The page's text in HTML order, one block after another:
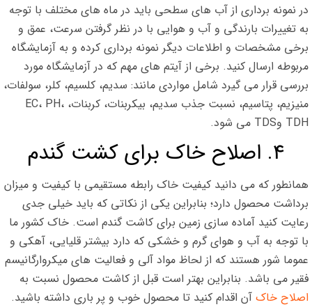
در نمونه برداری از آب های سطحی باید در ماه های مختلف با توجه
به تغییرات بارندگی و آب و هوایی با در نظر گرفتن سرعت، عمق و
برخی مشخصات و اطلاعات دیگر نمونه برداری کرده و به آزمایشگاه
مربوطه ارسال کنید. برخی از آیتم های مهم که در آزمایشگاه مورد
بررسی قرار می گیرد شامل مواردی مانند: سدیم، کلسیم، کلر، سولفات،
منیزیم، پتاسیم، نسبت جذب سدیم، بیکربنات، کربنات، EC، PH،
TDH وTDS می شود.
4. اصلاح خاک برای کشت گندم
همانطور که می دانید کیفیت خاک رابطه مستقیمی با کیفیت و میزان
برداشت محصول دارد؛ بنابراین یکی از نکاتی که باید خیلی جدی
رعایت کنید آماده سازی زمین برای کاشت گندم است. خاک کشور ما
با توجه به آب و هوای گرم و خشکی که دارد بیشتر قلیایی، آهکی و
عموما شور هستند که از لحاظ مواد آلی و فعالیت های میکروارگانیسم
فقیر می باشد. بنابراین بهتر است قبل از کاشت محصول نسبت به
اصلاح خاک آن اقدام کنید تا محصول خوب و پر باری داشته باشید.